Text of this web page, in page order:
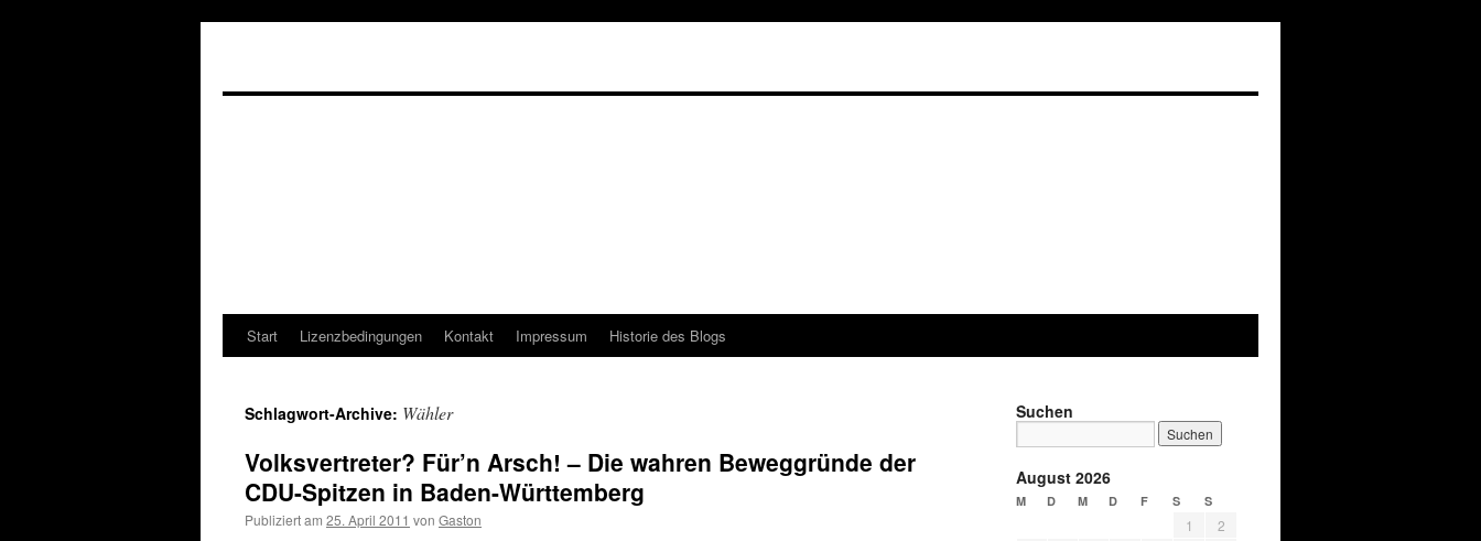
Start Lizenzbedingungen Kontakt Impressum Historie des Blogs
Schlagwort-Archive: Wähler
Volksvertreter? Für’n Arsch! – Die wahren Beweggründe der
CDU-Spitzen in Baden-Württemberg
Publiziert am 25. April 2011 von Gaston
Suchen
August 2026
M D M D F S S
1
2